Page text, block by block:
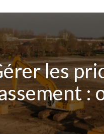
les
: